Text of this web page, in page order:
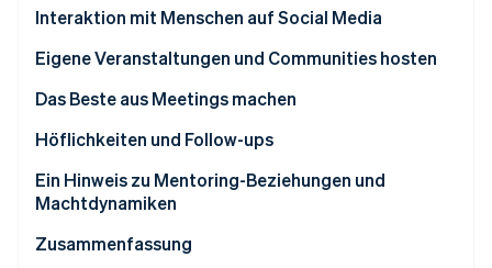
Inhalten
Auftreten bei Veranstaltungen
Interaktion mit Menschen auf Social Media
Eigene Veranstaltungen und Communities hosten
Das Beste aus Meetings machen
Wie Sie die Anfrage angehen sollten
Höflichkeiten und Follow-ups
Ein Hinweis zu Mentoring-Beziehungen und
Machtdynamiken
Zusammenfassung